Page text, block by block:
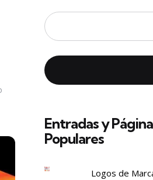
Entradas y
Populares
Logos de